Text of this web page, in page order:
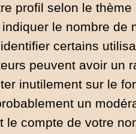
profil selon le
le nombre de
certains
peuvent avoir un
inutilement sur le
un
le compte de votre